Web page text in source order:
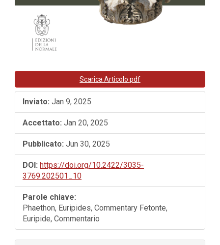
Scarica Articolo pdf
Inviato: Jan 9, 2025
Accettato: Jan 20, 2025
Pubblicato: Jun 30, 2025
DOI: https://doi.org/10.2422/3035-
3769.202501_10
Parole chiave:
Phaethon, Euripides, Commentary Fetonte,
Euripide, Commentario